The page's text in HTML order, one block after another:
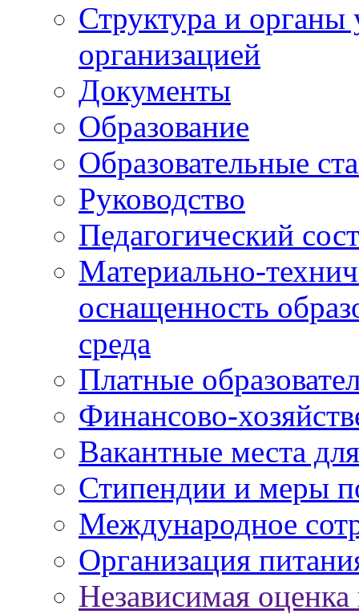
Структура и органы
организацией
Документы
Образование
Образовательные
Руководство
Педагогический
Материально-
оснащенность
среда
Платные
Финансово-
Вакантные места
Стипендии и меры
Международное
Организация
Независимая оценка